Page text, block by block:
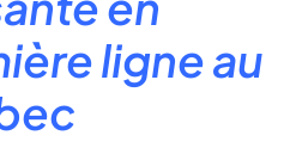
ligne au